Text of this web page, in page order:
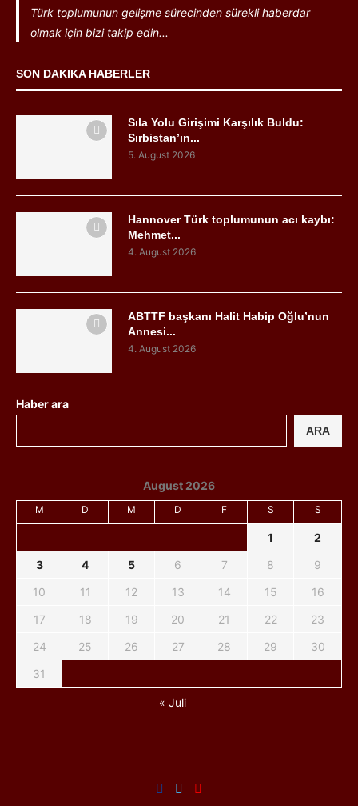
Türk toplumunun gelişme sürecinden sürekli haberdar
olmak için bizi takip edin...
SON DAKIKA HABERLER
Sıla Yolu Girişimi Karşılık Buldu:
Sırbistan’ın...
5. August 2026
Hannover Türk toplumunun acı kaybı:
Mehmet...
4. August 2026
ABTTF başkanı Halit Habip Oğlu’nun
Annesi...
4. August 2026
Haber ara
ARA
August 2026
M D M D F S S
1
2
3
4 5 6 7 8
9
10
11 12 13 14 15
16
17
18 19 20 21 22
23
24
25 26 27 28 29
30
31
« Juli